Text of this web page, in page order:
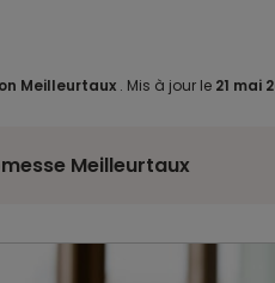
Meilleurtaux . Mis à jour le 21 mai
Meilleurtaux